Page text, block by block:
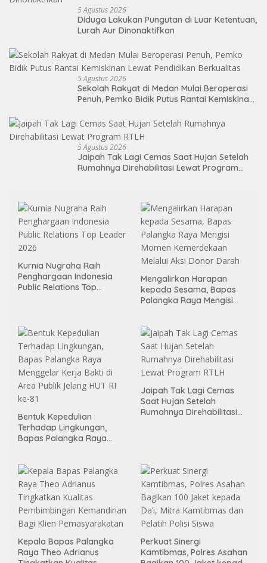
5 Agustus 2026
Diduga Lakukan Pungutan di Luar Ketentuan,
Lurah Aur Dinonaktifkan
5 Agustus 2026
Sekolah Rakyat di Medan Mulai Beroperasi
Penuh, Pemko Bidik Putus Rantai Kemiskinan
5 Agustus 2026
Jaipah Tak Lagi Cemas Saat Hujan Setelah
Rumahnya Direhabilitasi Lewat Program
Kurnia Nugraha Raih
Penghargaan Indonesia
Public Relations Top
Mengalirkan Harapan
kepada Sesama, Bapas
Palangka Raya Mengisi
Bentuk Kepedulian
Terhadap Lingkungan,
Bapas Palangka Raya
ke-81
Jaipah Tak Lagi Cemas
Saat Hujan Setelah
Rumahnya Direhabilitasi
Kepala Bapas Palangka
Raya Theo Adrianus
Perkuat Sinergi
Kamtibmas, Polres Asahan